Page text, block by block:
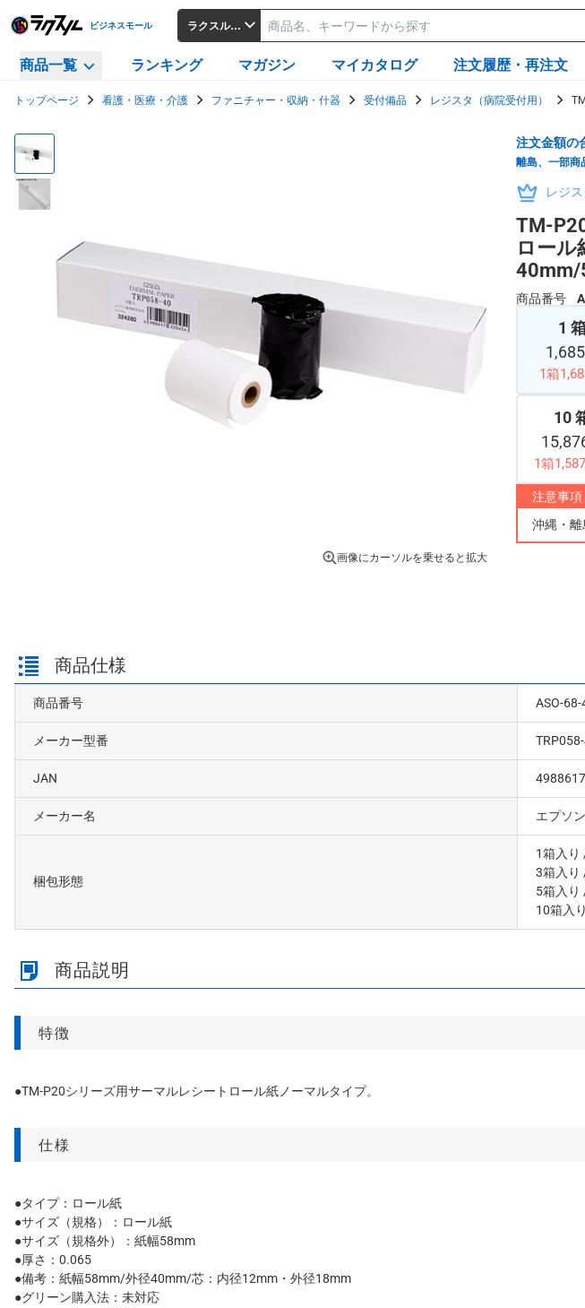
ビジネスモール ラクスルビジネスモール
商品一覧 ランキング マガジン マイカタログ 注文履歴・再注文
トップページ 看護・医療・介護 ファニチャー・収納・什器 受付備品 レジスタ（病院受付用）
画像にカーソルを乗せると拡大
注文金額の
離島、一部商
レジ
TM-
ロー
40mm/
商品番号
1
1,685
1箱
10
1箱
注意事項
沖縄・
商品仕様
商品番号 ASO-
メーカー型番
JAN
メーカー名 エプソン
梱包形態
1箱入り
3箱入り
5箱入り
10箱入り
商品説明
特徴
●TM-P20シリーズ用サーマルレシートロール紙ノーマルタイプ。
仕様
●タイプ：ロール紙
●サイズ（規格）：ロール紙
●サイズ（規格外）：紙幅58mm
●厚さ：0.065
●備考：紙幅58mm/外径40mm/芯：内径12mm・外径18mm
●グリーン購入法：未対応